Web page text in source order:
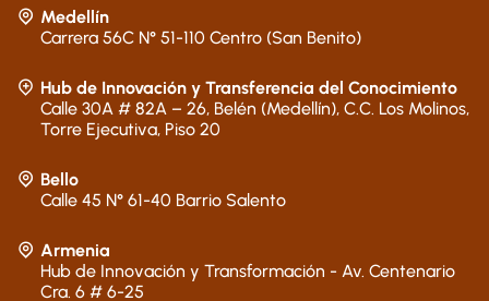
Medellín
Carrera 56C N° 51-110 Centro (San Benito)
Hub de Innovación y Transferencia del Conocimiento
Calle 30A # 82A – 26, Belén (Medellín), C.C. Los Molinos,
Torre Ejecutiva, Piso 20
Bello
Calle 45 N° 61-40 Barrio Salento
Armenia
Hub de Innovación y Transformación - Av. Centenario
Cra. 6 # 6-25